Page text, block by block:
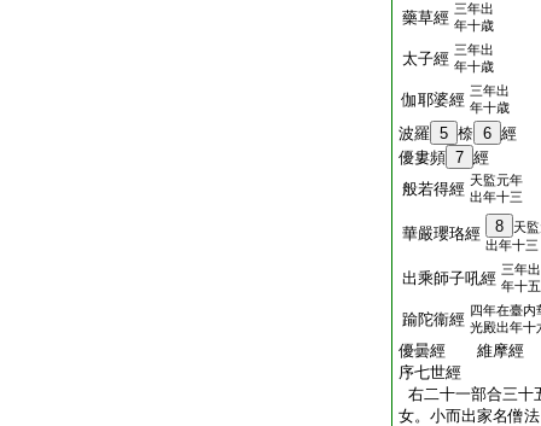
藥草經 三年出
年十歳
太子經 三年出
年十歳
伽耶婆經 三年出
年十歳
波羅 5 㮈 6 經
優婁頻 7 經
般若得經 天監元年
出年十三
華嚴瓔珞經 8
天
出年十三
出乘師子吼經 三年出
年十五
踰陀衞經 四年在臺内
光殿出年十
優曇經 維摩經
序七世經
右二十一部合三十
女。小而出家名僧